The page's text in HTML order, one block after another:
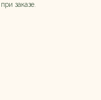
при заказе.